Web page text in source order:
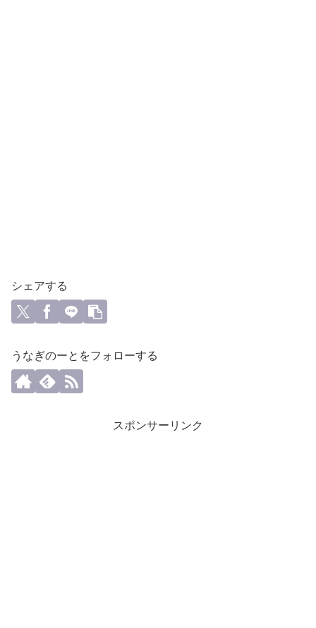
シェアする
うなぎのーとをフォローする
スポンサーリンク